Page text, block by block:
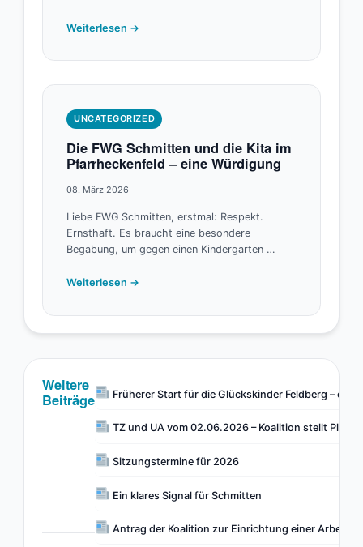
Weitere
Beiträge
Früherer Start für die Glückskinder Feldberg –
TZ und UA vom 02.06.2026 – Koalition stellt Pläne
Sitzungstermine für 2026
Ein klares Signal für Schmitten
Antrag der Koalition zur Einrichtung einer
Weiterlesen →
UNCATEGORIZED
Die FWG Schmitten und die Kita im
Pfarrheckenfeld – eine Würdigung
08. März 2026
Liebe FWG Schmitten, erstmal: Respekt.
Ernsthaft. Es braucht eine besondere
Begabung, um gegen einen Kindergarten …
Weiterlesen →